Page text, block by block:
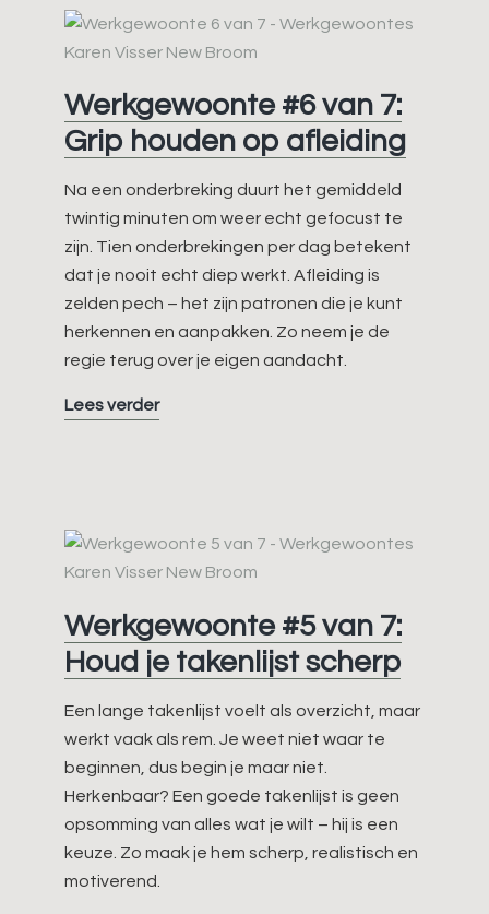
tot
het
Werkgewoonte #6 van 7:
Grip houden op afleiding
Na een onderbreking duurt het gemiddeld
twintig minuten om weer echt gefocust te
zijn. Tien onderbrekingen per dag betekent
dat je nooit echt diep werkt. Afleiding is
zelden pech – het zijn patronen die je kunt
herkennen en aanpakken. Zo neem je de
regie terug over je eigen aandacht.
Lees verderWerkgewoonte
houden
op
Werkgewoonte #5 van 7:
Houd je takenlijst scherp
Een lange takenlijst voelt als overzicht, maar
werkt vaak als rem. Je weet niet waar te
beginnen, dus begin je maar niet.
Herkenbaar? Een goede takenlijst is geen
opsomming van alles wat je wilt – hij is een
keuze. Zo maak je hem scherp, realistisch en
motiverend.